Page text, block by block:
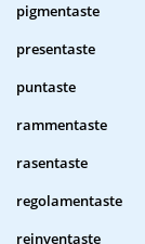
pigmentaste
presentaste
puntaste
rammentaste
rasentaste
regolamentaste
reinventaste